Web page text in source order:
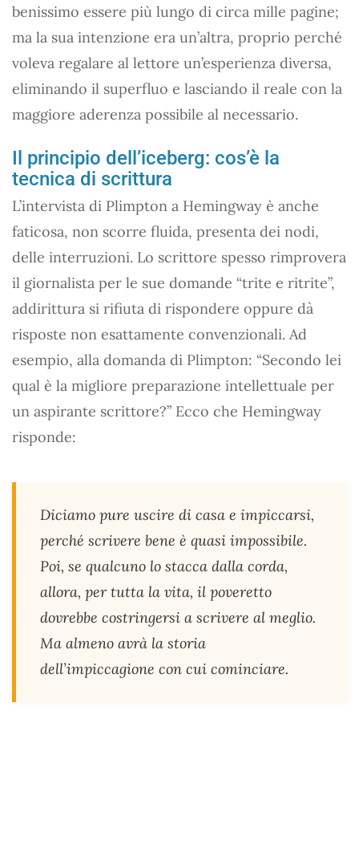
benissimo essere più lungo di circa mille pagine;
ma la sua intenzione era un’altra, proprio perché
voleva regalare al lettore un’esperienza diversa,
eliminando il superfluo e lasciando il reale con la
maggiore aderenza possibile al necessario.
Il principio dell’iceberg: cos’è la
tecnica di scrittura
L’intervista di Plimpton a Hemingway è anche
faticosa, non scorre fluida, presenta dei nodi,
delle interruzioni. Lo scrittore spesso rimprovera
il giornalista per le sue domande “trite e ritrite”,
addirittura si rifiuta di rispondere oppure dà
risposte non esattamente convenzionali. Ad
esempio, alla domanda di Plimpton: “Secondo lei
qual è la migliore preparazione intellettuale per
un aspirante scrittore?” Ecco che Hemingway
risponde:
Diciamo pure uscire di casa e impiccarsi,
perché scrivere bene è quasi impossibile.
Poi, se qualcuno lo stacca dalla corda,
allora, per tutta la vita, il poveretto
dovrebbe costringersi a scrivere al meglio.
Ma almeno avrà la storia
dell’impiccagione con cui cominciare.